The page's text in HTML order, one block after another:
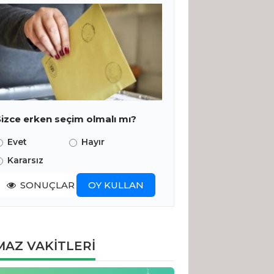
erken seçim olmalı mı?
Evet
Hayır
Kararsız
SONUÇLAR OY KULLAN
VAKİTLERİ